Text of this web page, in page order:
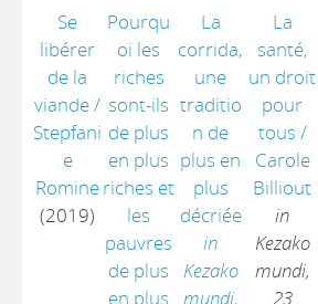
Se
libérer
de la
viande/
Stepfani
e
Romine
(2019)
Pourqu
oi les
riches
sont-ils
de plus
en plus
riches et
les
pauvres
de plus
en plus
La
corrida,
une
traditio
n de
plus en
plus
décriée
in
Kezako
mundi,
La
santé,
un droit
pour
tous /
Carole
Billiout
in
Kezako
mundi,
23